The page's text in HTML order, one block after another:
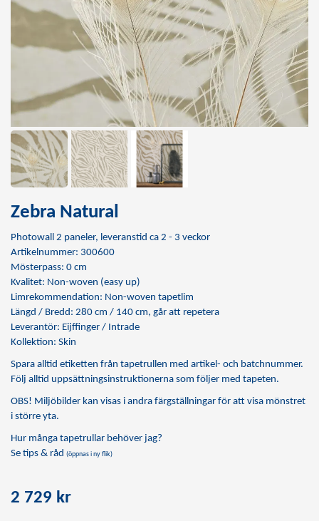
Zebra Natural
Photowall 2 paneler, leveranstid ca 2 - 3 veckor
Artikelnummer: 300600
Mösterpass: 0 cm
Kvalitet: Non-woven (easy up)
Limrekommendation: Non-woven tapetlim
Längd / Bredd: 280 cm / 140 cm, går att repetera
Leverantör: Eijffinger / Intrade
Kollektion: Skin
Spara alltid etiketten från tapetrullen med artikel- och batchnummer.
Följ alltid uppsättningsinstruktionerna som följer med tapeten.
OBS! Miljöbilder kan visas i andra färgställningar för att visa mönstret
i större yta.
Hur många tapetrullar behöver jag?
Se tips & råd (öppnas i ny flik)
2 729 kr